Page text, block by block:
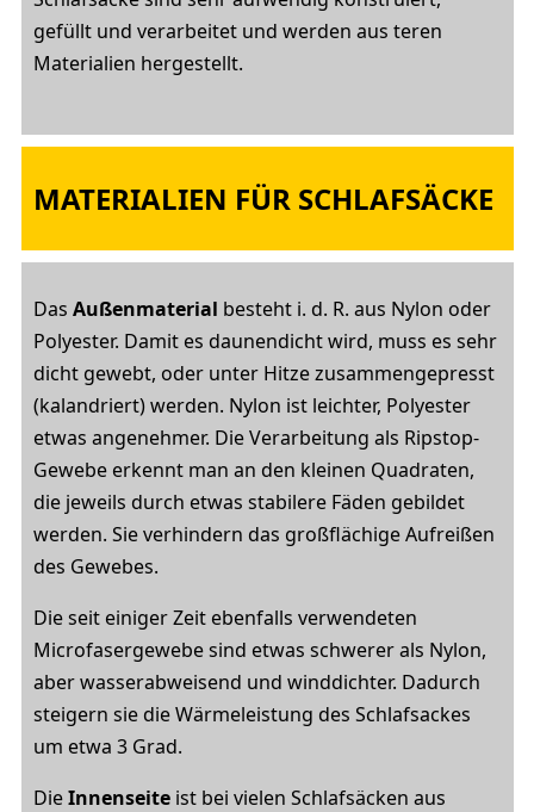
gefüllt und verarbeitet und werden aus teren
Materialien hergestellt.
MATERIALIEN FÜR SCHLAFSÄCKE
Das Außenmaterial besteht i. d. R. aus Nylon oder
Polyester. Damit es daunendicht wird, muss es sehr
dicht gewebt, oder unter Hitze zusammengepresst
(kalandriert) werden. Nylon ist leichter, Polyester
etwas angenehmer. Die Verarbeitung als Ripstop-
Gewebe erkennt man an den kleinen Quadraten,
die jeweils durch etwas stabilere Fäden gebildet
werden. Sie verhindern das großflächige Aufreißen
des Gewebes.
Die seit einiger Zeit ebenfalls verwendeten
Microfasergewebe sind etwas schwerer als Nylon,
aber wasserabweisend und winddichter. Dadurch
steigern sie die Wärmeleistung des Schlafsackes
um etwa 3 Grad.
DieInnenseite ist bei vielen Schlafsäcken aus